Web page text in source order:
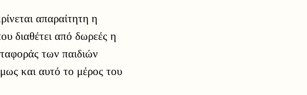
απαραίτητη η
διαθέτει από δωρεές η
των παιδιών
και αυτό το μέρος του